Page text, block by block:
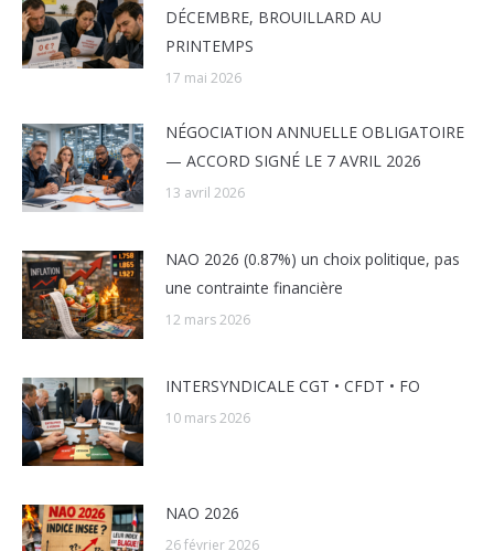
DÉCEMBRE, BROUILLARD AU
PRINTEMPS
17 mai 2026
NÉGOCIATION ANNUELLE OBLIGATOIRE
— ACCORD SIGNÉ LE 7 AVRIL 2026
13 avril 2026
NAO 2026 (0.87%) un choix politique, pas
une contrainte financière
12 mars 2026
INTERSYNDICALE CGT • CFDT • FO
10 mars 2026
NAO 2026
26 février 2026